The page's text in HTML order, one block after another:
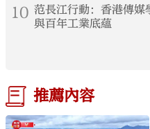
10 范長江行動：香港傳
與百年工業底蘊
推薦內容